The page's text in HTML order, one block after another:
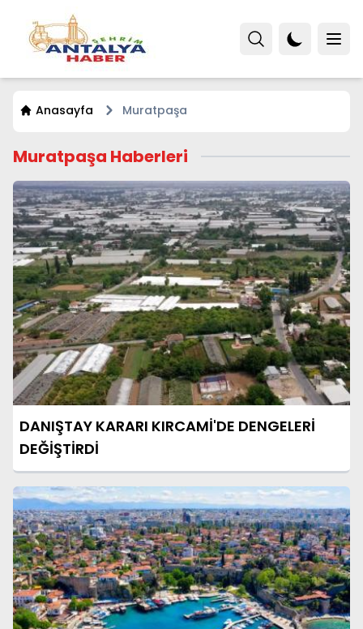
Anasayfa Muratpaşa
Muratpaşa Haberleri
DANIŞTAY KARARI KIRCAMİ'DE DENGELERİ
DEĞİŞTİRDİ